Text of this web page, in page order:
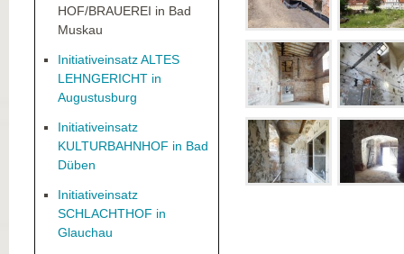
HOF/BRAUEREI in Bad
Muskau
Initiativeinsatz ALTES
LEHNGERICHT in
Augustusburg
Initiativeinsatz
KULTURBAHNHOF in Bad
Düben
Initiativeinsatz
SCHLACHTHOF in
Glauchau